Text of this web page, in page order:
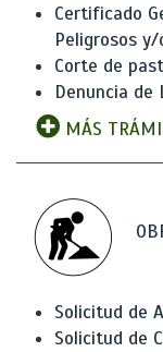
Certificado
Peligrosos
Corte de
Denuncia de
MÁS
Solicitud de
Solicitud de